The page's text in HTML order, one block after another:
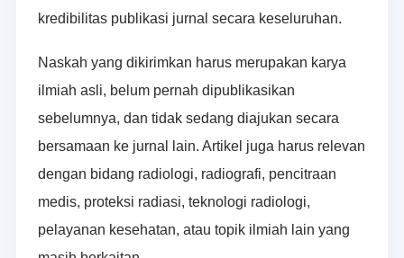
kredibilitas publikasi jurnal secara keseluruhan.
Naskah yang dikirimkan harus merupakan karya
ilmiah asli, belum pernah dipublikasikan
sebelumnya, dan tidak sedang diajukan secara
bersamaan ke jurnal lain. Artikel juga harus relevan
dengan bidang radiologi, radiografi, pencitraan
medis, proteksi radiasi, teknologi radiologi,
pelayanan kesehatan, atau topik ilmiah lain yang